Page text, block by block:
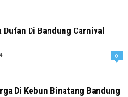
Di Bandung Carnival
0
Di Kebun Binatang Bandung